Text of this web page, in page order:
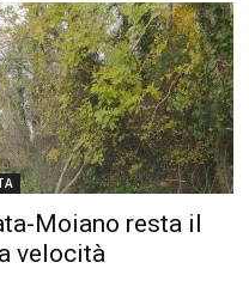
Moiano resta il
velocità